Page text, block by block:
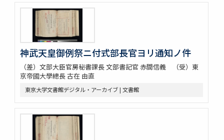
神武天皇御例祭ニ付式部長官ヨリ通知ノ件
（差）文部大臣官房秘書課長 文部書記官 赤間信義 （受）東
京帝國大學總長 古在 由直
東京大学文書館デジタル・アーカイブ | 文書館